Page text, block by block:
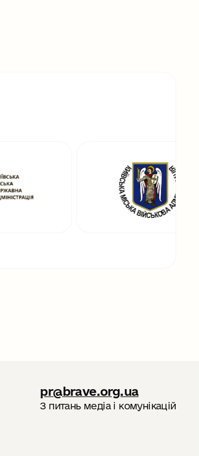
pr@brave.org.ua
З питань медіа і комунікацій